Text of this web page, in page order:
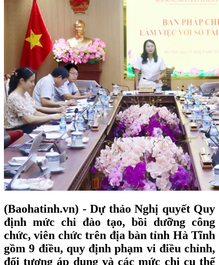
(Baohatinh.vn) - Dự thảo Nghị quyết Quy
định mức chi đào tạo, bồi dưỡng công
chức, viên chức trên địa bàn tỉnh Hà Tĩnh
gồm 9 điều, quy định phạm vi điều chỉnh,
đối tượng áp dụng và các mức chi cụ thể